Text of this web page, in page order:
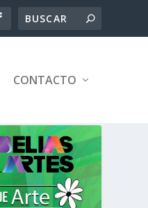
CONTACTO